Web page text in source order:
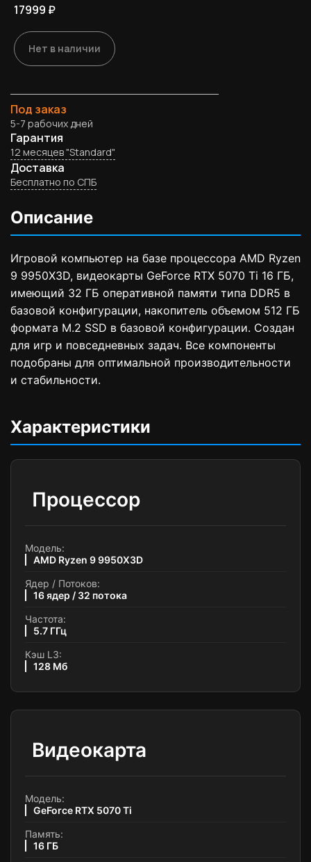
17999 ₽
Нет в наличии
Под заказ
5-7 рабочих дней
Гарантия
12 месяцев "Standard"
Доставка
Бесплатно по СПБ
Описание
Игровой компьютер на базе процессора AMD Ryzen
9 9950X3D, видеокарты GeForce RTX 5070 Ti 16 ГБ,
имеющий 32 ГБ оперативной памяти типа DDR5 в
базовой конфигурации, накопитель объемом 512 ГБ
формата M.2 SSD в базовой конфигурации. Создан
для игр и повседневных задач. Все компоненты
подобраны для оптимальной производительности
и стабильности.
Характеристики
Процессор
Модель:
AMD Ryzen 9 9950X3D
Ядер / Потоков:
16 ядер / 32 потока
Частота:
5.7 ГГц
Кэш L3:
128 Мб
Видеокарта
Модель:
GeForce RTX 5070 Ti
Память:
16 ГБ